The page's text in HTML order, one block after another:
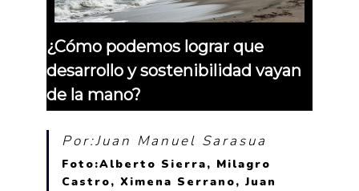
¿Cómo podemos lograr que
desarrollo y sostenibilidad vayan
de la mano?
Por:Juan Manuel Sarasua
Foto:Alberto Sierra, Milagro
Castro, Ximena Serrano, Juan